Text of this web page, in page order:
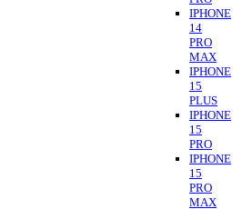
IPHONE
14
PRO
MAX
IPHONE
15
PLUS
IPHONE
15
PRO
IPHONE
15
PRO
MAX